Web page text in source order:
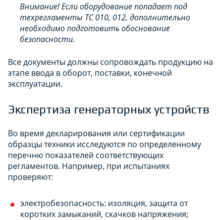
Внимание! Если оборудование попадает под
техрегламенты ТС 010, 012, дополнительно
необходимо подготовить обоснование
безопасности.
Все документы должны сопровождать продукцию на
этапе ввода в оборот, поставки, конечной
эксплуатации.
Экспертиза генераторных устройств
Во время декларирования или сертификации
образцы техники исследуются по определенному
перечню показателей соответствующих
регламентов. Например, при испытаниях
проверяют:
электробезопасность: изоляция, защита от
коротких замыканий, скачков напряжения;